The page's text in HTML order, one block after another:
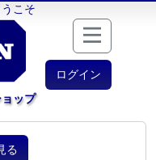
こそ
ログイン
ップ
る